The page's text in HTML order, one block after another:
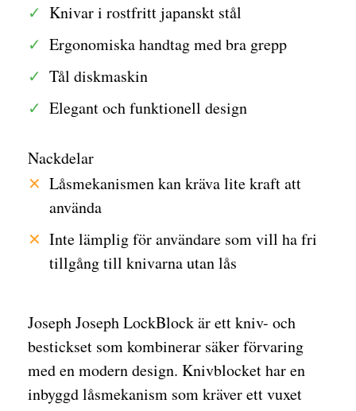
Joseph Joseph LockBlock är ett kniv- och
bestickset som kombinerar säker förvaring
med en modern design. Knivblocket har en
inbyggd låsmekanism som kräver ett vuxet
Knivar i rostfritt japanskt stål
Ergonomiska handtag med bra grepp
Tål diskmaskin
Elegant och funktionell design
Nackdelar
Låsmekanismen kan kräva lite kraft att
använda
Inte lämplig för användare som vill ha fri
tillgång till knivarna utan lås